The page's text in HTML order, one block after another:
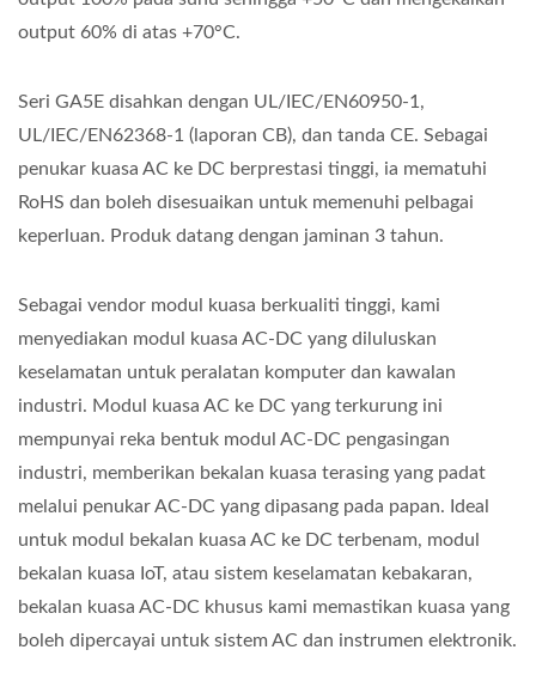
output 60% di atas +70°C.
Seri GA5E disahkan dengan UL/IEC/EN60950-1,
UL/IEC/EN62368-1 (laporan CB), dan tanda CE. Sebagai
penukar kuasa AC ke DC berprestasi tinggi, ia mematuhi
RoHS dan boleh disesuaikan untuk memenuhi pelbagai
keperluan. Produk datang dengan jaminan 3 tahun.
Sebagai vendor modul kuasa berkualiti tinggi, kami
menyediakan modul kuasa AC-DC yang diluluskan
keselamatan untuk peralatan komputer dan kawalan
industri. Modul kuasa AC ke DC yang terkurung ini
mempunyai reka bentuk modul AC-DC pengasingan
industri, memberikan bekalan kuasa terasing yang padat
melalui penukar AC-DC yang dipasang pada papan. Ideal
untuk modul bekalan kuasa AC ke DC terbenam, modul
bekalan kuasa IoT, atau sistem keselamatan kebakaran,
bekalan kuasa AC-DC khusus kami memastikan kuasa yang
boleh dipercayai untuk sistem AC dan instrumen elektronik.